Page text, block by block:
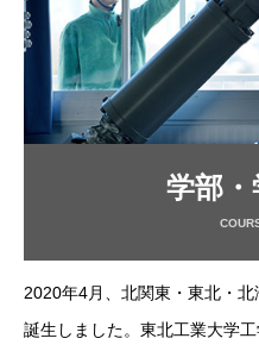
学部・
2020年4月、北関東・東北・
誕生しました。東北工業大学